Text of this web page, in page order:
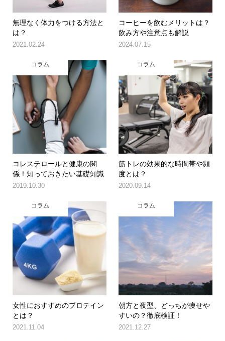
無理なく体力をつける方法と
は？
2021.02.24
コーヒーを飲むメリットは？
飲み方や注意点も解説
2024.07.15
コラム
コレステロールと健康の関
係！知っておきたい基礎知識
2019.10.30
コラム
筋トレの効果的な時間帯や頻
度とは？
2020.09.14
コラム
女性におすすめのプロテイン
とは？
2021.11.04
コラム
朝方と夜型、どっちが痩せや
すいの？徹底検証！
2021.12.27